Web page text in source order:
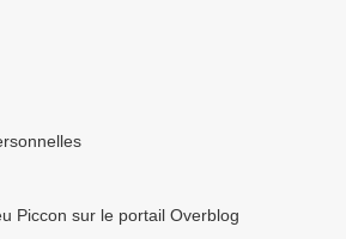
Piccon sur le portail Overblog